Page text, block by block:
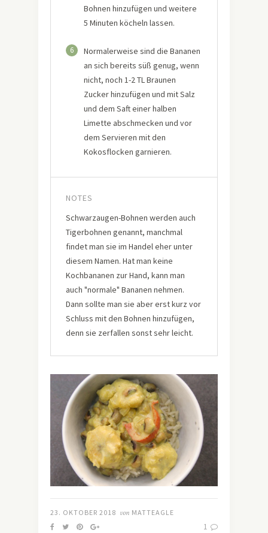
Bohnen hinzufügen und weitere
5 Minuten köcheln lassen.
6
Normalerweise sind die Bananen
an sich bereits süß genug, wenn
nicht, noch 1-2 TL Braunen
Zucker hinzufügen und mit Salz
und dem Saft einer halben
Limette abschmecken und vor
dem Servieren mit den
Kokosflocken garnieren.
NOTES
Schwarzaugen-Bohnen werden auch
Tigerbohnen genannt, manchmal
findet man sie im Handel eher unter
diesem Namen. Hat man keine
Kochbananen zur Hand, kann man
auch "normale" Bananen nehmen.
Dann sollte man sie aber erst kurz vor
Schluss mit den Bohnen hinzufügen,
denn sie zerfallen sonst sehr leicht.
23. OKTOBER 2018 von MATTEAGLE
1